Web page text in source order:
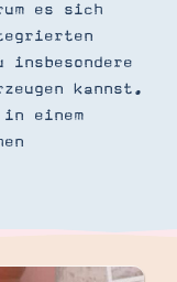
es sich
kannst.
in einem